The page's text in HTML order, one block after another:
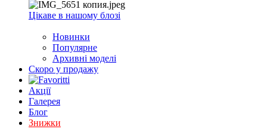
Цікаве в нашому блозі
Новинки
Популярне
Архивні моделі
Скоро у продажу
Акції
Галерея
Блог
Знижки